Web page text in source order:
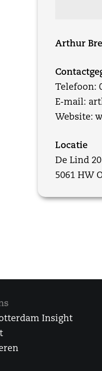
Arthur
Telefoon:
E-mail:
Website:
Locatie
De Lind 20
5061 HW
Insight